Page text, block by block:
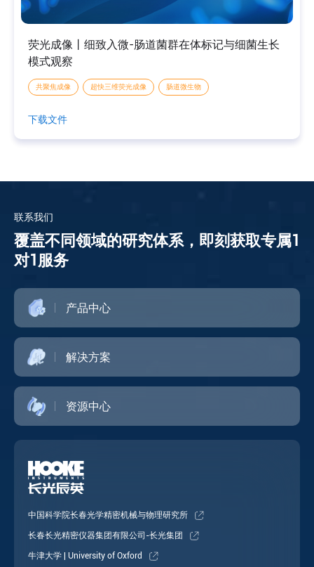
荧光成像丨细致入微-肠道菌群在体标记与细菌生长
模式观察
共聚焦成像 超快三维荧光成像 肠道微生物
下载文件
联系我们
覆盖不同领域的研究体系，即刻获取专属1
对1服务
产品中心
解决方案
资源中心
中国科学院长春光学精密机械与物理研究所
长春长光精密仪器集团有限公司-长光集团
牛津大学 | University of Oxford